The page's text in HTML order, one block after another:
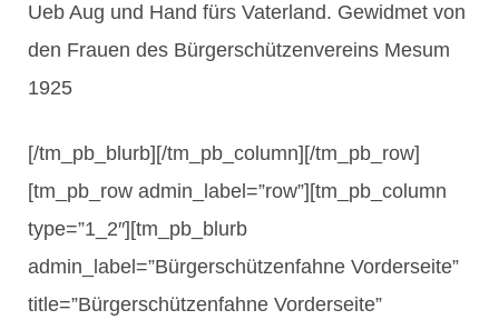
Ueb Aug und Hand fürs Vaterland. Gewidmet von
den Frauen des Bürgerschützenvereins Mesum
1925
[/tm_pb_blurb][/tm_pb_column][/tm_pb_row]
[tm_pb_row admin_label=”row”][tm_pb_column
type=”1_2″][tm_pb_blurb
admin_label=”Bürgerschützenfahne Vorderseite”
title=”Bürgerschützenfahne Vorderseite”